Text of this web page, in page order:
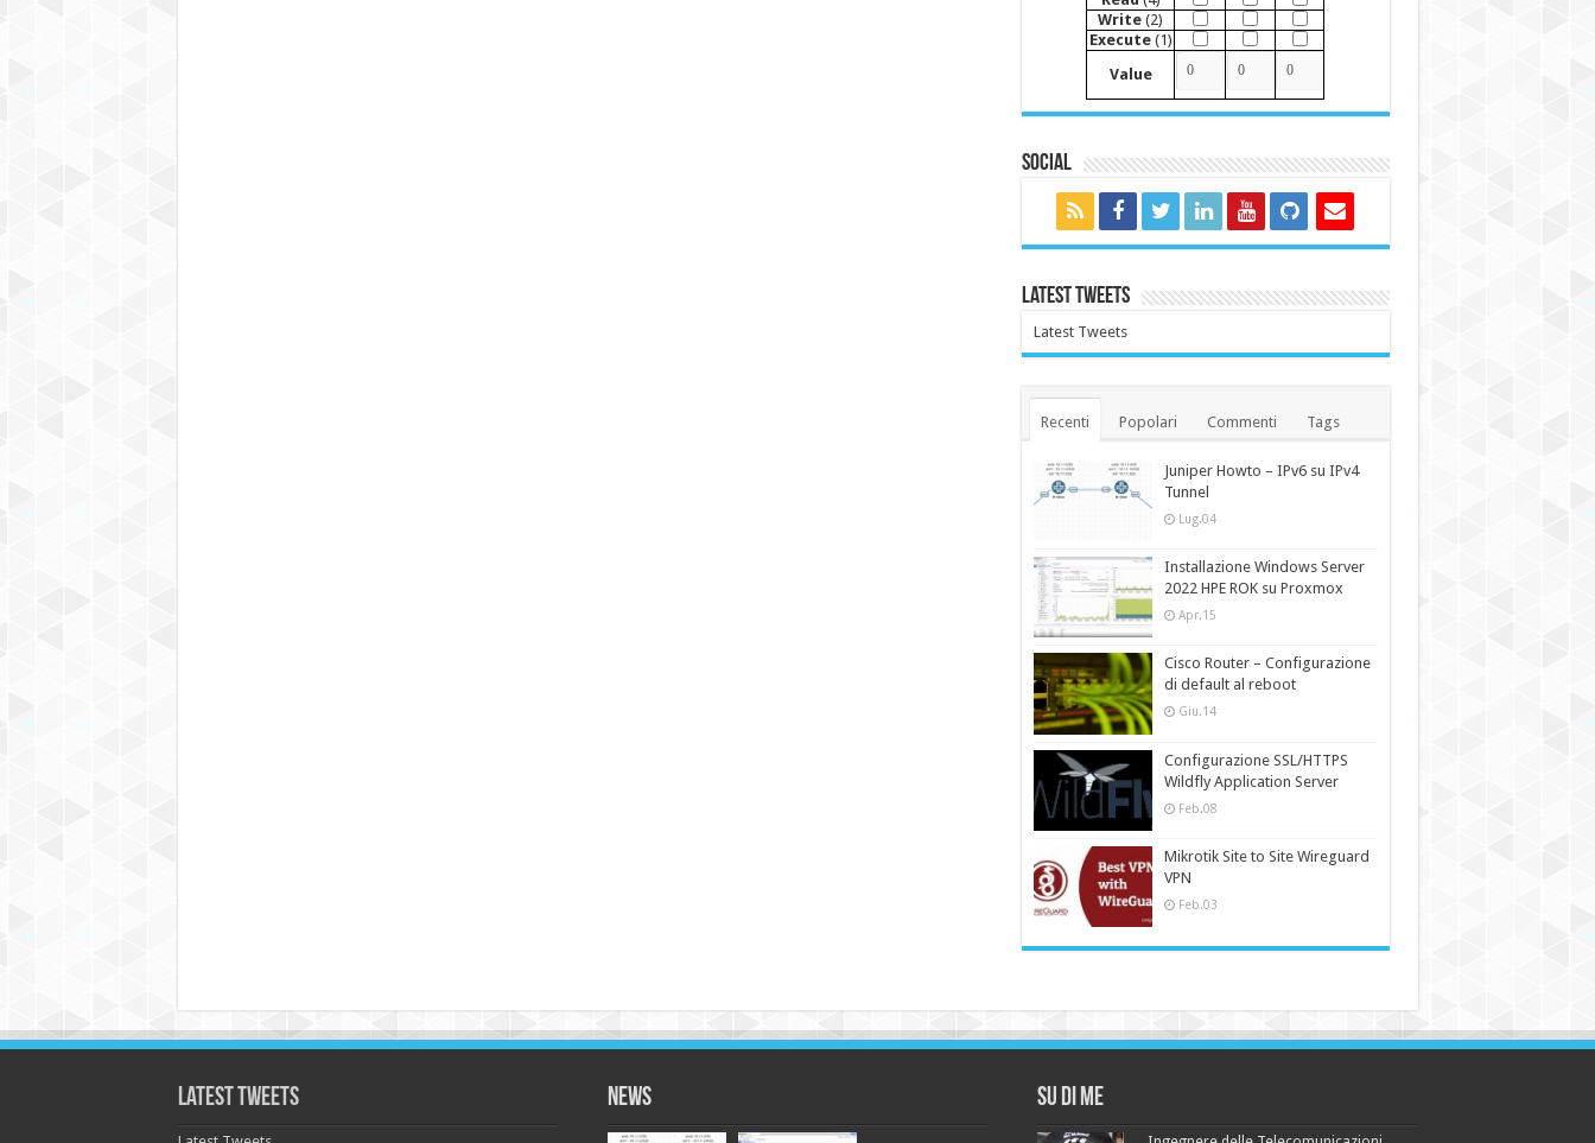
Write (2)
Execute(1)
Value
Social
Latest Tweets
Latest Tweets
Recenti Popolari Commenti Tags
Juniper Howto – IPv6 su IPv4
Tunnel
Lug.04
Installazione Windows Server
2022 HPE ROK su Proxmox
Apr.15
Cisco Router – Configurazione
di default al reboot
Giu.14
Configurazione SSL/HTTPS
Wildfly Application Server
Feb.08
Mikrotik Site to Site Wireguard
VPN
Feb.03
Latest Tweets News Su di me